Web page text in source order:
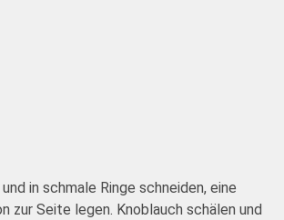
in schmale Ringe schneiden, eine
zur Seite legen. Knoblauch schälen und